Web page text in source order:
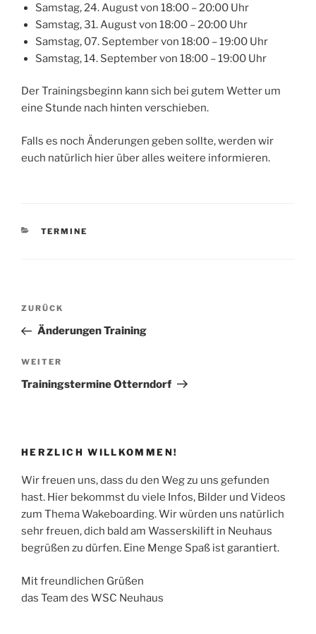
Samstag, 24. August von 18:00 – 20:00 Uhr
Samstag, 31. August von 18:00 – 20:00 Uhr
Samstag, 07. September von 18:00 – 19:00 Uhr
Samstag, 14. September von 18:00 – 19:00 Uhr
Der Trainingsbeginn kann sich bei gutem Wetter um
eine Stunde nach hinten verschieben.
Falls es noch Änderungen geben sollte, werden wir
euch natürlich hier über alles weitere informieren.
KATEGORIEN
TERMINE
Beitragsnavigation
Vorheriger
Beitrag
ZURÜCK
Änderungen Training
Nächster
Beitrag
WEITER
Trainingstermine Otterndorf
HERZLICH WILLKOMMEN!
Wir freuen uns, dass du den Weg zu uns gefunden
hast. Hier bekommst du viele Infos, Bilder und Videos
zum Thema Wakeboarding. Wir würden uns natürlich
sehr freuen, dich bald am Wasserskilift in Neuhaus
begrüßen zu dürfen. Eine Menge Spaß ist garantiert.
Mit freundlichen Grüßen
das Team des WSC Neuhaus